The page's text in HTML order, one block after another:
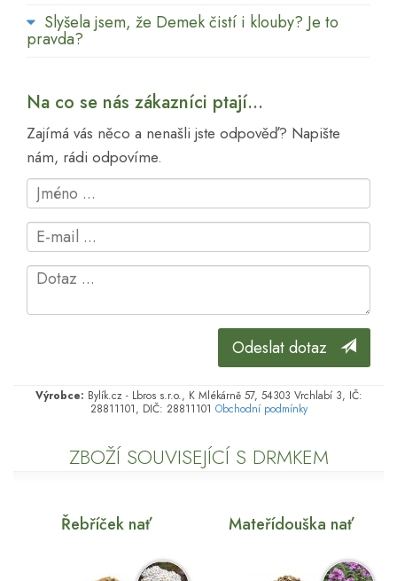
Slyšela jsem, že Demek čistí i klouby? Je to
pravda?
Na co se nás zákazníci ptají...
Zajímá vás něco a nenašli jste odpověď? Napište
nám, rádi odpovíme.
Odeslat dotaz
Výrobce: Bylík.cz - Lbros s.r.o., K Mlékárně 57, 54303 Vrchlabí 3, IČ:
28811101, DIČ: 28811101 Obchodní podmínky
ZBOŽÍ SOUVISEJÍCÍ S DRMKEM
Řebříček nať Mateřídouška nať